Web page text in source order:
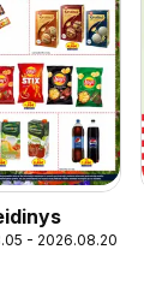
- 2026.08.20